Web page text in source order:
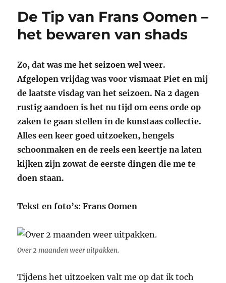
De Tip van Frans Oomen –
het bewaren van shads
Zo, dat was me het seizoen wel weer.
Afgelopen vrijdag was voor vismaat Piet en mij
de laatste visdag van het seizoen. Na 2 dagen
rustig aandoen is het nu tijd om eens orde op
zaken te gaan stellen in de kunstaas collectie.
Alles een keer goed uitzoeken, hengels
schoonmaken en de reels een keertje na laten
kijken zijn zowat de eerste dingen die me te
doen staan.
Tekst en foto’s: Frans Oomen
Over 2 maanden weer uitpakken.
Tijdens het uitzoeken valt me op dat ik toch